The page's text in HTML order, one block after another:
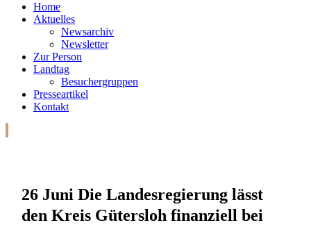
Home
Aktuelles
Newsarchiv
Newsletter
Zur Person
Landtag
Besuchergruppen
Presseartikel
Kontakt
26 Juni Die Landesregierung lässt
den Kreis Gütersloh finanziell bei